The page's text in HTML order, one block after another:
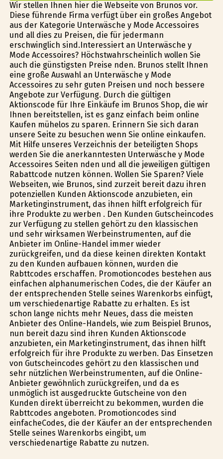
Wir stellen Ihnen hier die Webseite von Brunos vor.
Diese führende Firma verfügt über ein großes Angebot
aus der Kategorie Unterwäsche y Mode Accessoires
und all dies zu Preisen, die für jedermann
erschwinglich sind.Interessiert an Unterwäsche y
Mode Accessoires? Höchstwahrscheinlich wollen Sie
auch die günstigsten Preise finden. Brunos stellt Ihnen
eine große Auswahl an Unterwäsche y Mode
Accessoires zu sehr guten Preisen und noch bessere
Angebote zur Verfügung. Durch die gültigen
Aktionscode für Ihre Einkäufe im Brunos Shop, die wir
Ihnen bereitstellen, ist es ganz einfach beim online
Kaufen mühelos zu sparen. Erinnern Sie sich daran
unsere Seite zu besuchen wenn Sie online einkaufen.
Mit Hilfe unseres Verzeichnis der beteiligten Shops
werden Sie die anerkanntesten Unterwäsche y Mode
Accessoires Seiten finden und all die jeweiligen gültigen
Rabattcode nutzen können. Wollen Sie Sparen? Viele
Webseiten, wie Brunos, sind zurzeit bereit dazu ihren
potenziellen Kunden Aktionscode anzubieten, ein
Marketinginstrument, das ihnen hilft erfolgreich für
ihre Produkte zu werben . Den Kunden Gutscheincodes
zur Verfügung zu stellen gehört zu den klassischen
und sehr wirksamen Werbeinstrumenten, auf die
Anbieter im Online-Handel immer wieder
zurückgreifen, und da diese keinen direkten Kontakt
zu den Kunden aufbauen können, wurden die
Rabttcodes erschaffen. Promotioncodes bestehen aus
einfachen alphanumerischen Codes, die der Käufer an
der entsprechenden Stelle seines Warenkorbs einfügt,
um verschiedenartige Rabatte zu erhalten. Es ist
schon lange nichts mehr Neues, dass die meisten
Anbieter des Online-Handels, wie zum Beispiel Brunos,
nun bereit dazu sind ihren Kunden Aktionscode
anzubieten, ein Marketinginstrument, das ihnen hilft
erfolgreich für ihre Produkte zu werben. Das Einsetzen
von Gutscheincodes gehört zu den klassischen und
sehr nützlichen Werbeinstrumenten, auf die Online-
Anbieter gewöhnlich zurückgreifen, und da es
unmöglich ist ausgedruckte Gutscheine von den
Kunden direkt überreicht zu bekommen, wurden die
Rabttcodes angeboten. Promotioncodes sind
einfacheCodes, die der Käufer an der entsprechenden
Stelle seines Warenkorbs eingibt, um
verschiedenartige Rabatte zu nutzen.